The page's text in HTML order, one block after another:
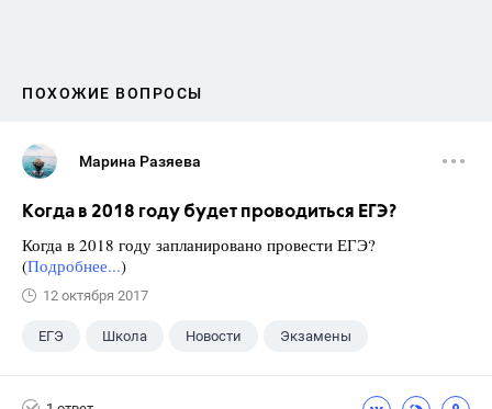
ПОХОЖИЕ ВОПРОСЫ
Марина Разяева
Когда в 2018 году будет проводиться ЕГЭ?
Когда в 2018 году запланировано провести ЕГЭ?
(Подробнее...)
12 октября 2017
ЕГЭ Школа Новости Экзамены